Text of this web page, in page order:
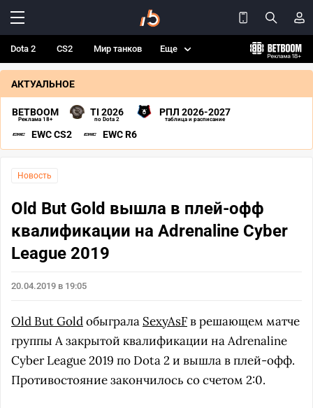
Dota 2 CS2 Мир танков Еще
АКТУАЛЬНОЕ
BETBOOM
Реклама 18+
TI 2026
по Dota 2
РПЛ 2026-2027
таблица и расписание
EWC CS2 EWC R6
Новость
Old But Gold вышла в плей-офф
квалификации на Adrenaline Cyber
League 2019
20.04.2019 в 19:05
Old But Goldобыграла SexyAsFв решающем матче
группы А закрытой квалификации на Adrenaline
Cyber League 2019 по Dota 2 и вышла в плей-офф.
Противостояние закончилось со счетом 2:0.